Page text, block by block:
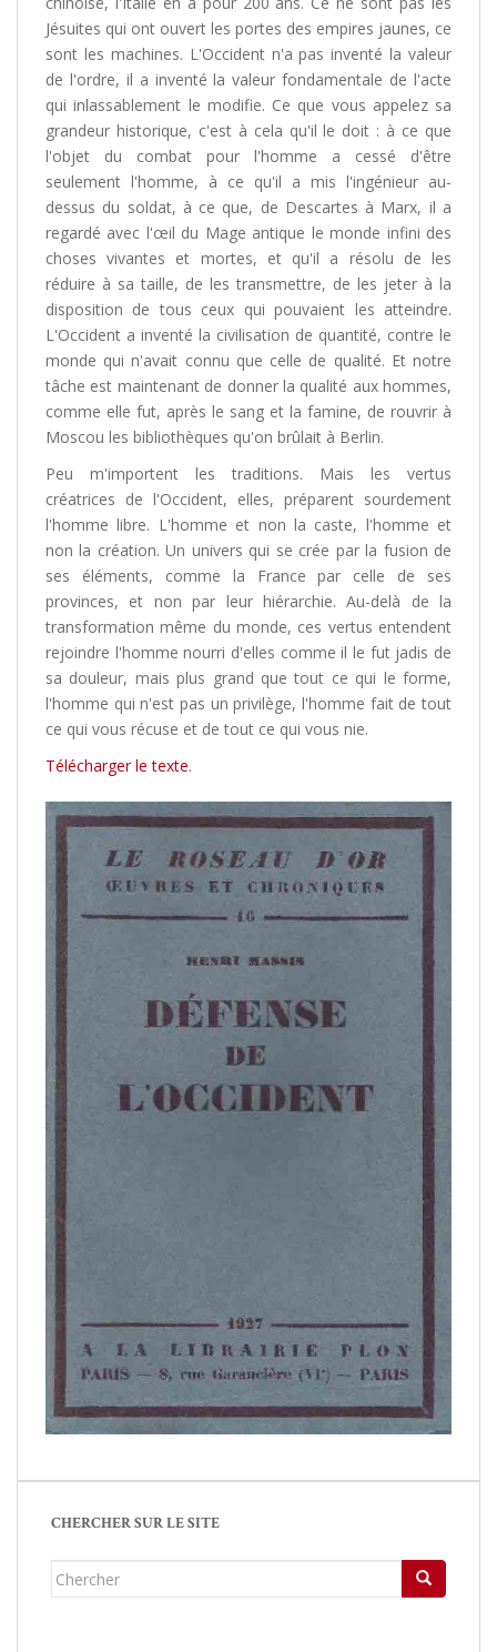
Jésuites qui ont ouvert les portes des empires jaunes, ce
sont les machines. L'Occident n'a pas inventé la valeur
de l'ordre, il a inventé la valeur fondamentale de l'acte
qui inlassablement le modifie. Ce que vous appelez sa
grandeur historique, c'est à cela qu'il le doit : à ce que
l'objet du combat pour l'homme a cessé d'être
seulement l'homme, à ce qu'il a mis l'ingénieur au-
dessus du soldat, à ce que, de Descartes à Marx, il a
regardé avec l'œil du Mage antique le monde infini des
choses vivantes et mortes, et qu'il a résolu de les
réduire à sa taille, de les transmettre, de les jeter à la
disposition de tous ceux qui pouvaient les atteindre.
L'Occident a inventé la civilisation de quantité, contre le
monde qui n'avait connu que celle de qualité. Et notre
tâche est maintenant de donner la qualité aux hommes,
comme elle fut, après le sang et la famine, de rouvrir à
Moscou les bibliothèques qu'on brûlait à Berlin.
Peu m'importent les traditions. Mais les vertus
créatrices de l'Occident, elles, préparent sourdement
l'homme libre. L'homme et non la caste, l'homme et
non la création. Un univers qui se crée par la fusion de
ses éléments, comme la France par celle de ses
provinces, et non par leur hiérarchie. Au-delà de la
transformation même du monde, ces vertus entendent
rejoindre l'homme nourri d'elles comme il le fut jadis de
sa douleur, mais plus grand que tout ce qui le forme,
l'homme qui n'est pas un privilège, l'homme fait de tout
ce qui vous récuse et de tout ce qui vous nie.
Télécharger le texte.
CHERCHER SUR LE SITE
Chercher...